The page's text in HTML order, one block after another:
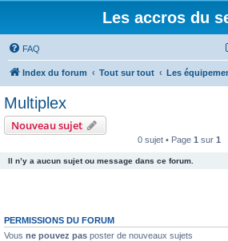
Les accros du
FAQ
Index du forum Tout sur tout Les
Multiplex
Nouveau sujet
0 sujet • Page 1 sur 1
Il n’y a aucun sujet ou message dans ce forum.
PERMISSIONS DU FORUM
Vous ne pouvez pas poster de nouveaux sujets